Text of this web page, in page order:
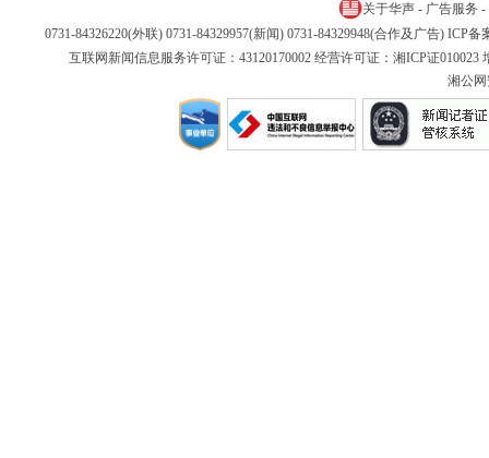
关于华声 - 广告服务 -
0731-84326220(外联) 0731-84329957(新闻) 0731-84329948(合作及广告) ICP备
互联网新闻信息服务许可证：43120170002 经营许可证：湘ICP证
湘公网